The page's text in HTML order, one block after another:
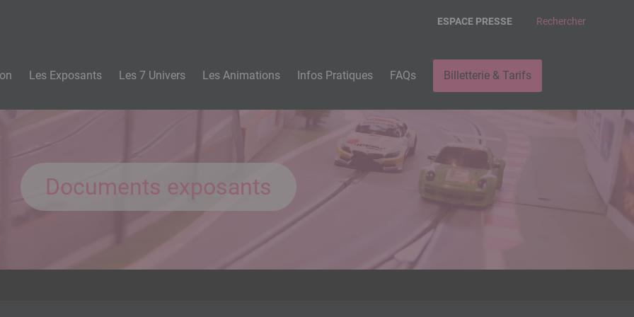
ESPACE PRESSE Rechercher
Les Exposants Les 7 Univers Les Animations Infos Pratiques FAQs Billetterie & Tarifs
Documents exposants